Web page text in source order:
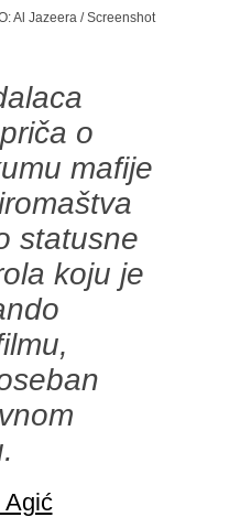
Al Jazeera / Screenshot
o
mafije
statusne
koju je
Agić